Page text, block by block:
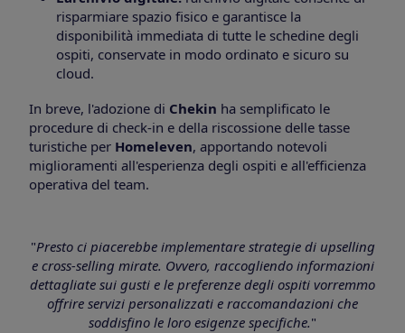
risparmiare spazio fisico e garantisce la
disponibilità immediata di tutte le schedine degli
ospiti, conservate in modo ordinato e sicuro su
cloud.
In breve, l'adozione di Chekin ha semplificato le
procedure di check-in e della riscossione delle tasse
turistiche per Homeleven, apportando notevoli
miglioramenti all'esperienza degli ospiti e all'efficienza
operativa del team.
"Presto ci piacerebbe implementare strategie di upselling
e cross-selling mirate. Ovvero, raccogliendo informazioni
dettagliate sui gusti e le preferenze degli ospiti vorremmo
offrire servizi personalizzati e raccomandazioni che
soddisfino le loro esigenze specifiche."